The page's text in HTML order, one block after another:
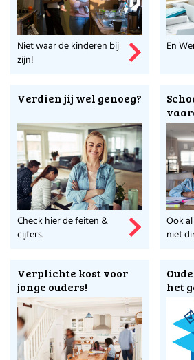
Niet waar de kinderen bij
zijn!
En
Verdien jij wel genoeg?
Check hier de feiten &
cijfers.
Ook
niet
Verplichte kost voor
jonge ouders!
het